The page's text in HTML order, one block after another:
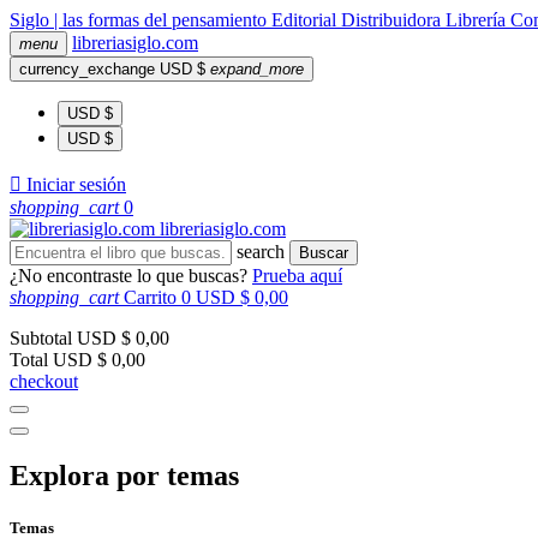
Siglo | las formas del pensamiento Editorial Distribuidora Librería
menu libreriasiglo.com
currency_exchange USD $ expand_more
USD $
USD $
 Iniciar sesión
shopping_cart 0
libreriasiglo.com
search
Buscar
¿No encontraste lo que buscas? Prueba aquí
shopping_cart Carrito 0 USD $ 0,00
Subtotal USD $ 0,00
Total USD $ 0,00
checkout
Explora por temas
Temas